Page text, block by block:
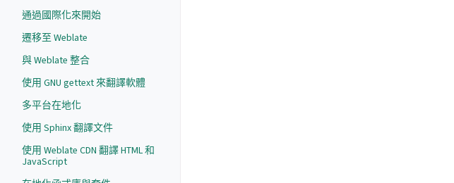
通過國際化來開始
遷移至 Weblate
與 Weblate 整合
使用 GNU gettext 來翻譯軟體
多平台在地化
使用 Sphinx 翻譯文件
使用 Weblate CDN 翻譯 HTML 和
JavaScript